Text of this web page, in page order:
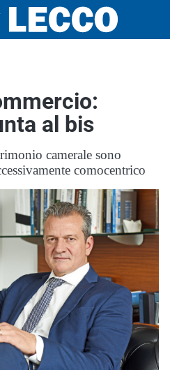
al bis
camerale sono
comocentrico